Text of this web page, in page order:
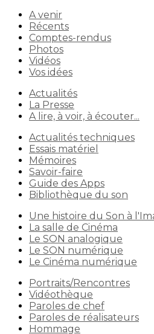
A venir
Récents
Comptes-rendus
Photos
Vidéos
Vos idées
Actualités
La Presse
A lire, à voir, à écouter...
Actualités techniques
Essais matériel
Mémoires
Savoir-faire
Guide des Apps
Bibliothèque du son
Une histoire du Son à
La salle de Cinéma
Le SON analogique
Le SON numérique
Le Cinéma numérique
Portraits/Rencontres
Vidéothèque
Paroles de chef
Paroles de réalisateurs
Hommage